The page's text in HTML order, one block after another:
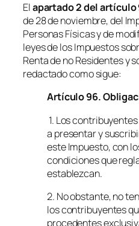
Elapartado 2 del
de 28 de noviembre, del
Personas Físicas y de
leyes de los Impuestos
Renta de no Residentes y
redactado como sigue:
Artículo 96.
1. Los
a presentar y
este Impuesto, con
condiciones que
establezcan.
2. No obstante, no
los contribuyentes
procedentes